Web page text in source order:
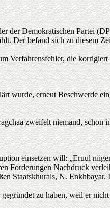
der Demokratischen Partei
Der befand sich zu diesem
Verfahrensfehler, die korrigiert
wurde, erneut Beschwerde
zweifelt niemand, schon
einsetzen will: „Eruul
Forderungen Nachdruck
Staatskhurals, N. Enkhbayar.
zu haben, weil er nicht